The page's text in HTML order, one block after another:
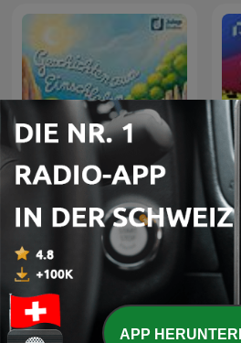
Geschichten zum
Einschlafen
APP